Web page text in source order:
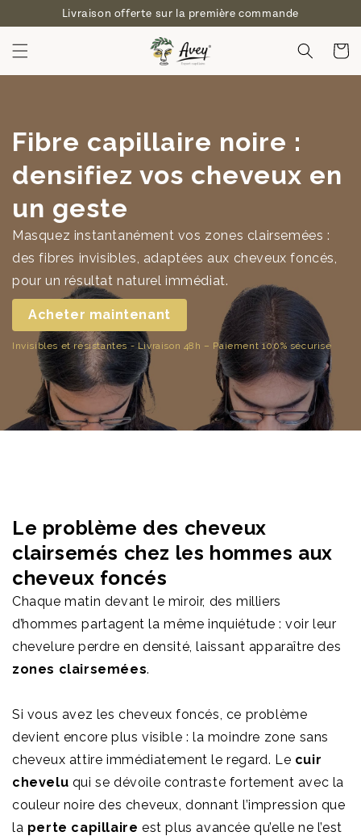
Livraison offerte sur la première commande
passer
au
contenu
Panier
Fibre capillaire noire :
densifiez vos cheveux en
un geste
Masquez instantanément vos zones clairsemées :
des fibres invisibles, adaptées aux cheveux foncés,
pour un résultat naturel immédiat.
Acheter maintenant
Invisibles et résistantes - Livraison 48h – Paiement 100% sécurisé
Le problème des cheveux
clairsemés chez les hommes aux
cheveux foncés
Chaque matin devant le miroir, des milliers
d’hommes partagent la même inquiétude : voir leur
chevelure perdre en densité, laissant apparaître des
zones clairsemées.
Si vous avez les cheveux foncés, ce problème
devient encore plus visible : la moindre zone sans
cheveux attire immédiatement le regard. Le cuir
chevelu qui se dévoile contraste fortement avec la
couleur noire des cheveux, donnant l’impression que
la perte capillaire est plus avancée qu’elle ne l’est